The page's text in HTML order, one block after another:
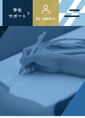
学生
サポート
My UNIVAS